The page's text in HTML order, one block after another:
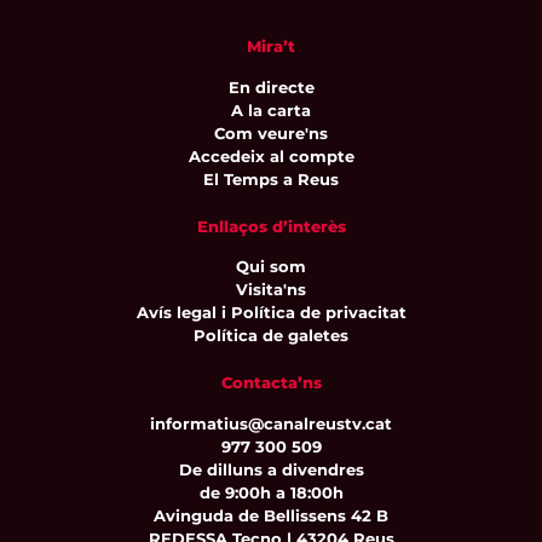
Mira’t
En directe
A la carta
Com veure'ns
Accedeix al compte
El Temps a Reus
Enllaços d’interès
Qui som
Visita'ns
Avís legal i Política de privacitat
Política de galetes
Contacta’ns
informatius@canalreustv.cat
977 300 509
De dilluns a divendres
de 9:00h a 18:00h
Avinguda de Bellissens 42 B
REDESSA Tecno | 43204 Reus